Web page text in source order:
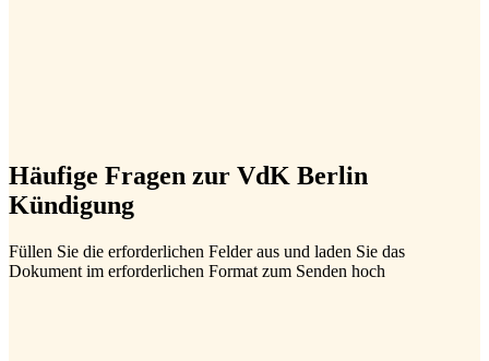
Häufige Fragen zur VdK Berlin
Kündigung
Füllen Sie die erforderlichen Felder aus und laden Sie das
Dokument im erforderlichen Format zum Senden hoch